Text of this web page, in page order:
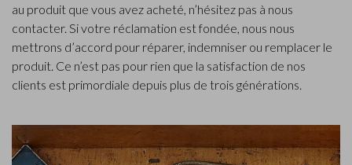
au produit que vous avez acheté, n’hésitez pas à nous
contacter. Si votre réclamation est fondée, nous nous
mettrons d’accord pour réparer, indemniser ou remplacer le
produit. Ce n’est pas pour rien que la satisfaction de nos
clients est primordiale depuis plus de trois générations.